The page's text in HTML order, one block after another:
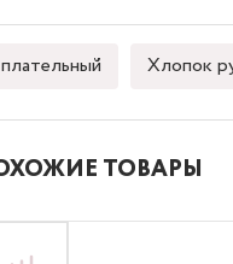
Хлопок
ТОВАРЫ